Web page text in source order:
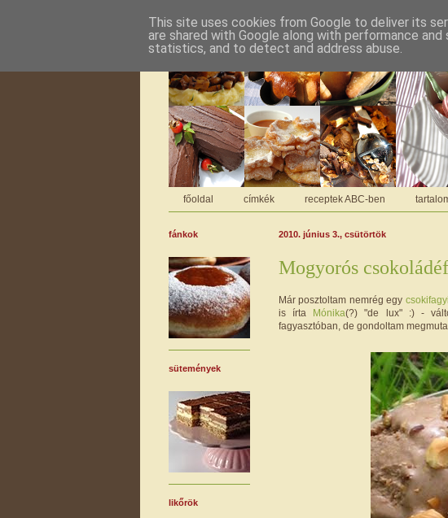
főoldal címkék receptek ABC-ben
2010. június 3., csütörtök
Mogyorós
Már posztoltam nemrég egy
is írta Mónika(?) "de lux" :) -
fagyasztóban, de gondoltam
fánkok
sütemények
likőrök
This site uses cookies from Google to deliver its
are shared with Google along with performance
statistics, and to detect and address abuse.